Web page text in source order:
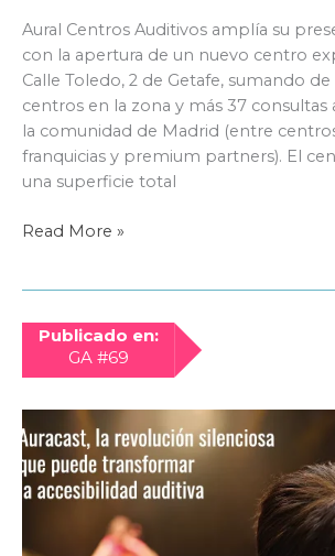
Aural Centros Auditivos amplía su
con la apertura de un nuevo centro
Calle Toledo, 2 de Getafe, sumando
centros en la zona y más 37 consultas
la comunidad de Madrid (entre
franquicias y premium partners). El
una superficie total
Aural
un
nuevo
centro
experiencial
en
Getafe
Read More »
Publicado en:
GA #69